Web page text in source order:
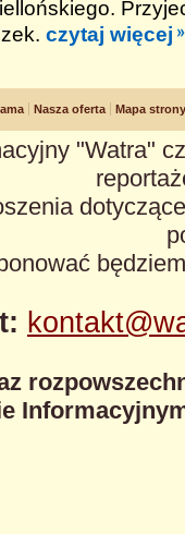
czytaj więcej
Nasza oferta Mapa strony
"Watra"